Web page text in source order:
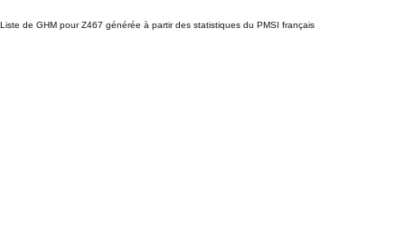
Liste de GHM pour Z467 générée à partir des statistiques du PMSI français